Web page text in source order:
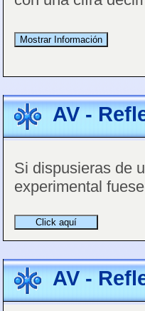
AV -
Si dispusieras de
experimental
AV -